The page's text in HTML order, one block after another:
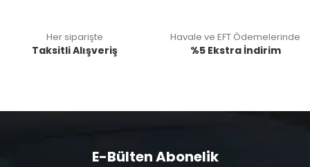
Her siparişte
Taksitli Alışveriş
Havale ve EFT Ödemelerinde
%5 Ekstra İndirim
E-Bülten Abonelik